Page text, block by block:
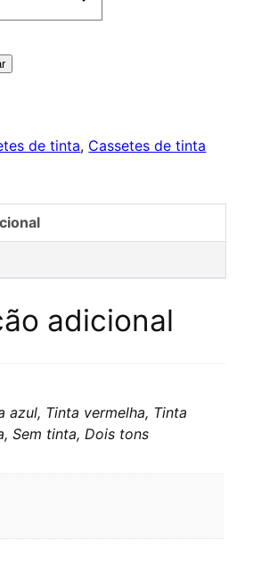
de tinta, Cassetes de tinta
adicional
azul, Tinta vermelha, Tinta
Sem tinta, Dois tons